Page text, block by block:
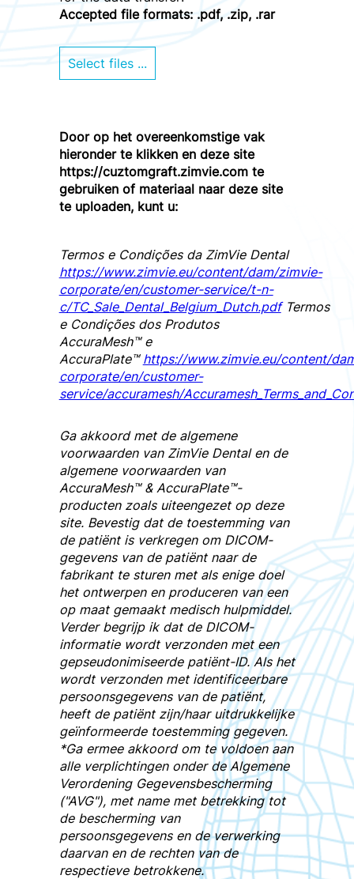
Accepted file formats: .pdf, .zip, .rar
Door op het overeenkomstige vak
hieronder te klikken en deze site
https://cuztomgraft.zimvie.com te
gebruiken of materiaal naar deze site
te uploaden, kunt u:
Termos e Condições da ZimVie Dental
https://www.zimvie.eu/content/dam/zimvie-
corporate/en/customer-service/t-n-
c/TC_Sale_Dental_Belgium_Dutch.pdfTermos
e Condições dos Produtos
AccuraMesh™ e
AccuraPlate™ https://www.zimvie.eu/content/
corporate/en/customer-
service/accuramesh/
Ga akkoord met de algemene
voorwaarden van ZimVie Dental en de
algemene voorwaarden van
AccuraMesh™ & AccuraPlate™-
producten zoals uiteengezet op deze
site. Bevestig dat de toestemming van
de patiënt is verkregen om DICOM-
gegevens van de patiënt naar de
fabrikant te sturen met als enige doel
het ontwerpen en produceren van een
op maat gemaakt medisch hulpmiddel.
Verder begrijp ik dat de DICOM-
informatie wordt verzonden met een
gepseudonimiseerde patiënt-ID. Als het
wordt verzonden met identificeerbare
persoonsgegevens van de patiënt,
heeft de patiënt zijn/haar uitdrukkelijke
geïnformeerde toestemming gegeven.
*Ga ermee akkoord om te voldoen aan
alle verplichtingen onder de Algemene
Verordening Gegevensbescherming
("AVG"), met name met betrekking tot
de bescherming van
persoonsgegevens en de verwerking
daarvan en de rechten van de
respectieve betrokkene.